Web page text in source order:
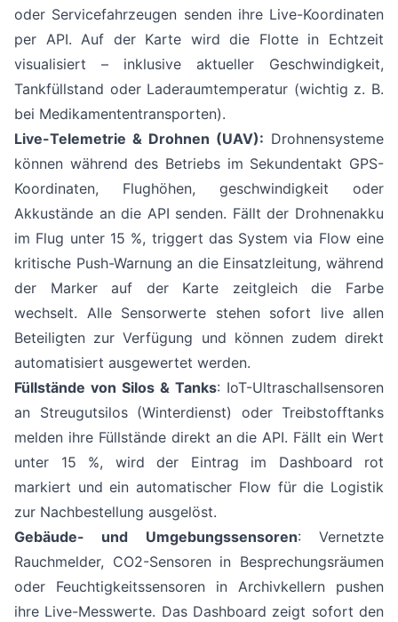
oder Servicefahrzeugen senden ihre Live-Koordinaten
per API. Auf der Karte wird die Flotte in Echtzeit
visualisiert – inklusive aktueller Geschwindigkeit,
Tankfüllstand oder Laderaumtemperatur (wichtig z. B.
bei Medikamententransporten).
Live-Telemetrie & Drohnen (UAV): Drohnensysteme
können während des Betriebs im Sekundentakt GPS-
Koordinaten, Flughöhen, geschwindigkeit oder
Akkustände an die API senden. Fällt der Drohnenakku
im Flug unter 15 %, triggert das System via Flow eine
kritische Push-Warnung an die Einsatzleitung, während
der Marker auf der Karte zeitgleich die Farbe
wechselt. Alle Sensorwerte stehen sofort live allen
Beteiligten zur Verfügung und können zudem direkt
automatisiert ausgewertet werden.
Füllstände von Silos & Tanks: IoT-Ultraschallsensoren
an Streugutsilos (Winterdienst) oder Treibstofftanks
melden ihre Füllstände direkt an die API. Fällt ein Wert
unter 15 %, wird der Eintrag im Dashboard rot
markiert und ein automatischer Flow für die Logistik
zur Nachbestellung ausgelöst.
Gebäude- und Umgebungssensoren: Vernetzte
Rauchmelder, CO2-Sensoren in Besprechungsräumen
oder Feuchtigkeitssensoren in Archivkellern pushen
ihre Live-Messwerte. Das Dashboard zeigt sofort den